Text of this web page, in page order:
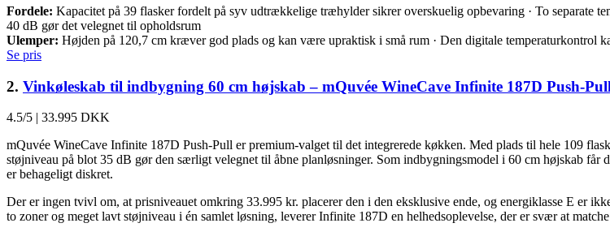
Fordele: Kapacitet på 39 flasker fordelt på syv udtrækkelige træhylder sikrer overskuelig opbevaring · To separate
40 dB gør det velegnet til opholdsrum
Ulemper: Højden på 120,7 cm kræver god plads og kan være upraktisk i små rum · Den digitale temperaturkontrol
Se pris
2. Vinkøleskab til indbygning 60 cm højskab – mQuvée WineCave Infinite 187D Push-
4.5/5 | 33.995 DKK
mQuvée WineCave Infinite 187D Push-Pull er premium-valget til det integrerede køkken. Med plads til hele 109
støjniveau på blot 35 dB gør den særligt velegnet til åbne planløsninger. Som indbygningsmodel i 60 cm højskab
er behageligt diskret.
Der er ingen tvivl om, at prisniveauet omkring 33.995 kr. placerer den i den eksklusive ende, og energiklasse E er
to zoner og meget lavt støjniveau i én samlet løsning, leverer Infinite 187D en helhedsoplevelse, der er svær at